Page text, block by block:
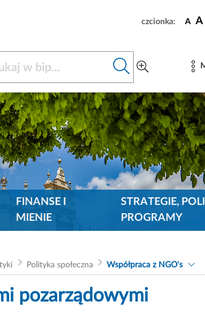
czcionka: A A
FINANSE I
MIENIE
STRATEGIE,
PROGRAMY
Polityka społeczna Współpraca z NGO's
pozarządowymi